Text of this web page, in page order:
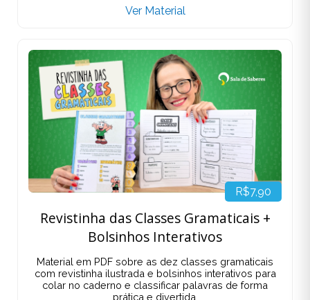
Ver Material
R$7,90
Revistinha das Classes Gramaticais +
Bolsinhos Interativos
Material em PDF sobre as dez classes gramaticais
com revistinha ilustrada e bolsinhos interativos para
colar no caderno e classificar palavras de forma
prática e divertida.